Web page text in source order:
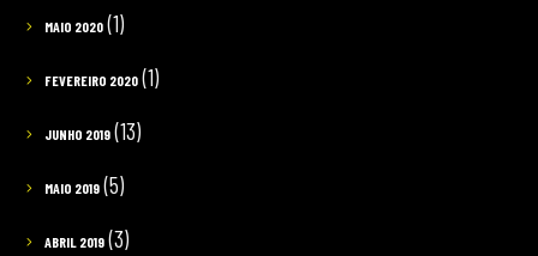
MAIO 2020(1)
FEVEREIRO 2020(1)
JUNHO 2019(13)
MAIO 2019(5)
ABRIL 2019(3)